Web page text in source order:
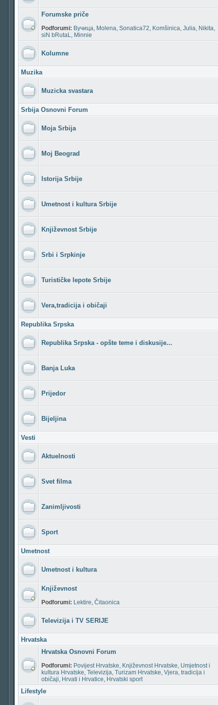
Forumske priče
Podforumi: Вучица, Molena, Sonatica72, Komšinica, Julia, Nikita,
siN bRutaL, Minnie
Kolumne
Muzika
Muzicka svastara
Srbija Osnovni Forum
Moja Srbija
Moj Beograd
Istorija Srbije
Umetnost i kultura Srbije
Književnost Srbije
Srbi i Srpkinje
Turističke lepote Srbije
Vera,tradicija i običaji
Republika Srpska
Republika Srpska - opšte teme i diskusije...
Banja Luka
Prijedor
Bijeljina
Vesti
Aktuelnosti
Svet filma
Zanimljivosti
Sport
Umetnost
Umetnost i kultura
Književnost
Podforumi: Lektire, Čitaonica
Televizija i TV SERIJE
Hrvatska
Hrvatska Osnovni Forum
Podforumi: Povijest Hrvatske, Književnost Hrvatske, Umjetnost i
kultura Hrvatske, Televizija, Turizam Hrvatske, Vjera, tradicija i
običaji, Hrvati i Hrvatice, Hrvatski sport
Lifestyle